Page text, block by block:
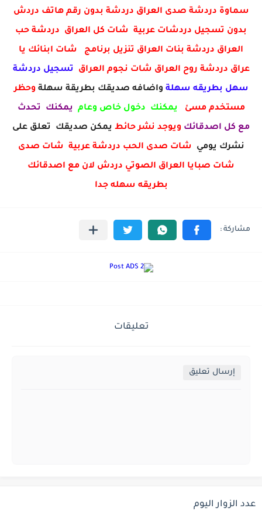
سماوة دردشة صدى العراق دردشة بدون رقم هاتف دردش
بدون تسجيل دردشات عربية شات كل العراق دردشة حب
العراق دردشة بنات العراق تنزيل برنامج شات ابنائك يا
عراق دردشة روح العراق شات نجوم العراق تسجيل دردشة
سهل بطريقه سهلة واضافه صديقك بطريقة سهلة وحظر
مستخدم مسئ يمكنك دخول خاص وعام يمكنك تحدث
مع كل اصدقائك ويوجد نشر حائط يمكن صديقك تعلق على
نشرك يومي شات صدى الحب دردشة عربية شات صدى
شات صبايا العراق الصوتي دردش لان مع اصدقائك
بطريقه سهله جدا
تعليقات
إرسال تعليق
عدد الزوار اليوم